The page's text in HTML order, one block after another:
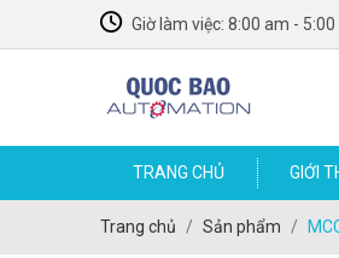
Giờ làm việc: 8:00 am -
TRANG CHỦ GIỚI
Trang chủ Sản phẩm